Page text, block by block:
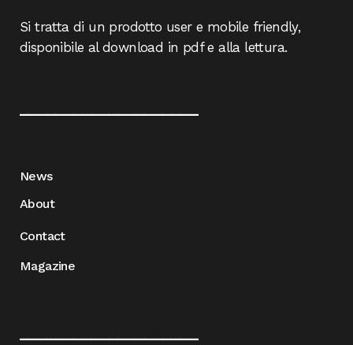
Si tratta di un prodotto user e mobile friendly,
disponibile al download in pdf e alla lettura.
News
About
Contact
Magazine